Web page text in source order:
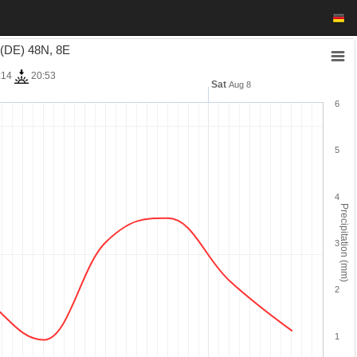
Precipitation (mm)
Sat Aug 8
1
2
3
4
5
6
48N, 8E
20:53